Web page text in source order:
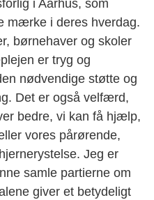
i Aarhus, som
mærke i deres hverdag.
børnehaver og skoler
er tryg og
nødvendige støtte og
Det er også velfærd,
bedre, vi kan få hjælp,
vores pårørende,
Jeg er
samle partierne om
giver et betydeligt